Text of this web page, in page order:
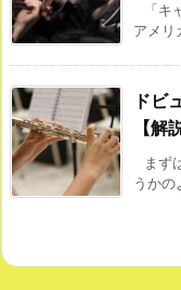
「
アメリ
ドビ
【解
まず
うかの